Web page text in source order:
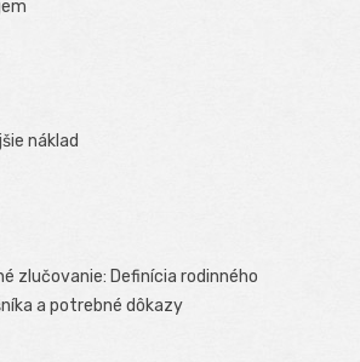
náklad
zlučovanie: Definícia rodinného
a potrebné dôkazy